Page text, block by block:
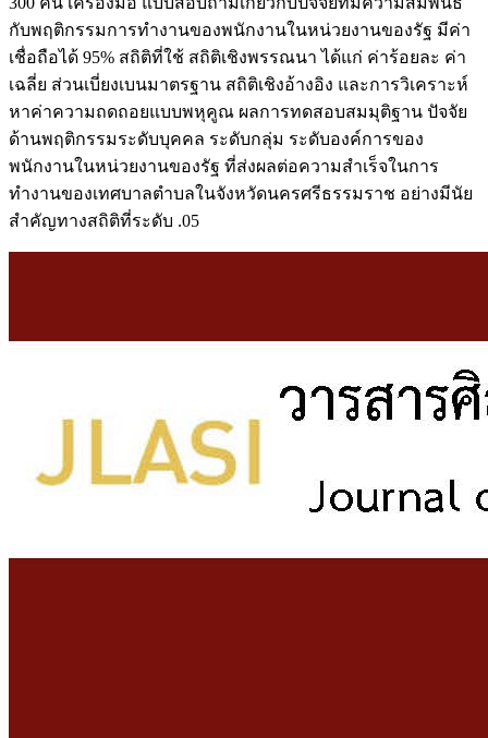
กับพฤติกรรมการทำงานของพนักงานในหน่วยงานของรัฐ มีค่า
เชื่อถือได้ 95% สถิติที่ใช้ สถิติเชิงพรรณนา ได้แก่ ค่าร้อยละ ค่า
เฉลี่ย ส่วนเบี่ยงเบนมาตรฐาน สถิติเชิงอ้างอิง และการวิเคราะห์
หาค่าความถดถอยแบบพหุคูณ ผลการทดสอบสมมุติฐาน ปัจจัย
ด้านพฤติกรรมระดับบุคคล ระดับกลุ่ม ระดับองค์การของ
พนักงานในหน่วยงานของรัฐ ที่ส่งผลต่อความสำเร็จในการ
ทำงานของเทศบาลตำบลในจังหวัดนครศรีธรรมราช อย่างมีนัย
สำคัญทางสถิติที่ระดับ .05